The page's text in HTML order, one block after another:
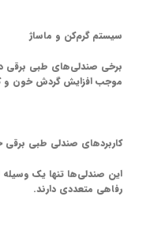
سیستم گرم‌کن و ماساژ
برخی صندلی‌های طبی برقی
موجب افزایش گردش خون
کاربردهای صندلی طبی برقی
این صندلی‌ها تنها یک وسیله
رفاهی متعددی دارند.